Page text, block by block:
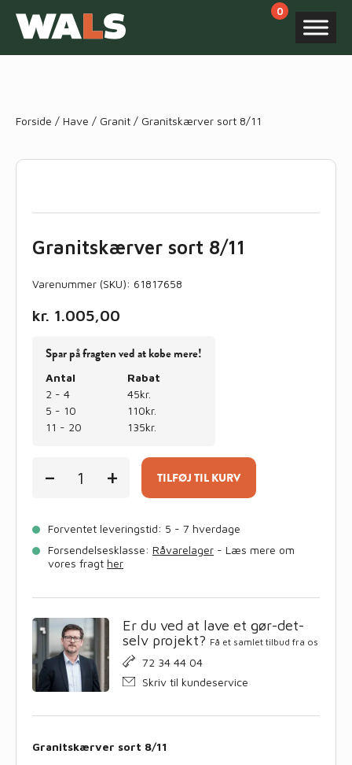
Forside / Have / Granit / Granitskærver sort 8/11
Granitskærver sort 8/11
Varenummer (SKU): 61817658
kr. 1.005,00
Spar på fragten ved at købe mere!
Antal
Rabat
2 - 4
45kr.
5 - 10
110kr.
11 - 20
135kr.
-
sort
+ TILFØJ TIL KURV
Forventet leveringstid: 5 - 7 hverdage
Forsendelsesklasse: Råvarelager - Læs mere om
vores fragt her
Er du ved at lave et gør-det-
selv projekt? Få et samlet tilbud fra os
72 34 44 04
Skriv til kundeservice
Granitskærver sort 8/11